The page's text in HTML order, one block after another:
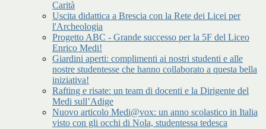
Carità
Uscita didattica a Brescia con la Rete dei Licei per
l'Archeologia
Progetto ABC - Grande successo per la 5F del Liceo
Enrico Medi!
Giardini aperti: complimenti ai nostri studenti e alle
nostre studentesse che hanno collaborato a questa bella
iniziativa!
Rafting e risate: un team di docenti e la Dirigente del
Medi sull’Adige
Nuovo articolo Medi@vox: un anno scolastico in Italia
visto con gli occhi di Nola, studentessa tedesca